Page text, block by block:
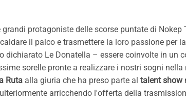
protagoniste delle scorse puntate di Nokep
il palco e trasmettere la loro passione per
Le Donatella – essere coinvolte in un
sorelle pronte a realizzare i nostri sogni nella
Ruta alla giuria che ha preso parte al talent show
arricchendo l'offerta della